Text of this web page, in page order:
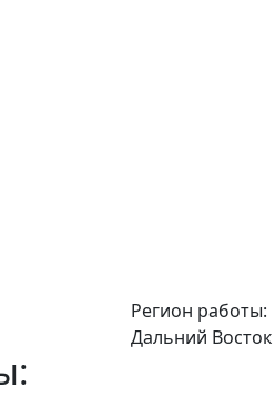
Регион работы:
Дальний Восток